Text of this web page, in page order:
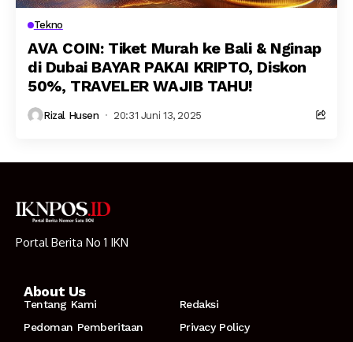
Tekno
AVA COIN: Tiket Murah ke Bali & Nginap
di Dubai BAYAR PAKAI KRIPTO, Diskon
50%, TRAVELER WAJIB TAHU!
Rizal Husen 20:31 Juni 13, 2025
Portal Berita No 1 IKN
About Us
Tentang Kami
Redaksi
Pedoman Pemberitaan
Privacy Policy